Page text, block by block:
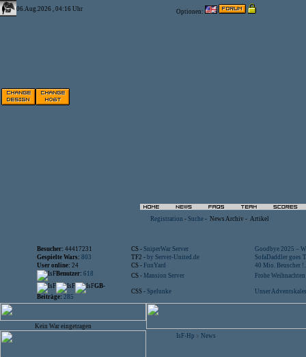
06.Aug.2026 , 04:16 Uhr Optionen:
Registration - Suche - News Archiv - Artikel
Besucher: 44417231 CS - SniperWar Server
Goodbye 2025 –
Gespielte Wars: 803 TF2 - by Server-United.de
SofaDaddler goes
User online: 24 CS - FunYard
40 Mio. Beuscher
Benutzer: 618 CS - Mansion Server
Frohe
GB-
Beiträge: 285
CSS - Spelunke Unser
Kein War eingetragen
IsF-Hp > News